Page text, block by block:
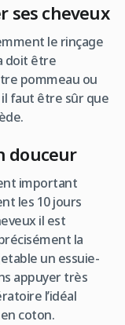
ses cheveux
le rinçage
doit être
pommeau ou
il faut être sûr que
douceur
important
les 10 jours
il est
la
un essuie-
appuyer très
l’idéal
coton.